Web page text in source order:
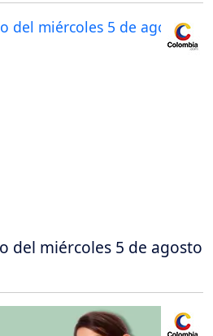
del miércoles 5 de agosto